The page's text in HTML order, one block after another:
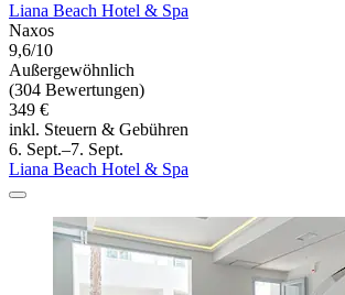
Liana Beach Hotel & Spa
Naxos
9,6/10
Außergewöhnlich
(304 Bewertungen)
349 €
inkl. Steuern & Gebühren
6. Sept.–7. Sept.
Liana Beach Hotel & Spa